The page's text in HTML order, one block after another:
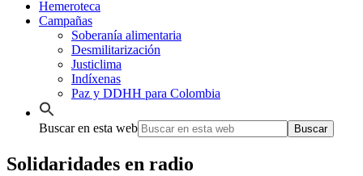
Hemeroteca
Campañas
Soberanía alimentaria
Desmilitarización
Justiclima
Indíxenas
Paz y DDHH para Colombia
Buscar en esta web
Solidaridades en radio